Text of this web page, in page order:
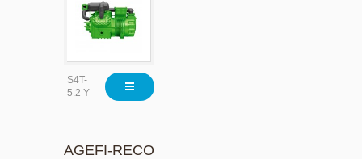
S4T-
5.2 Y
AGEFI-RECO